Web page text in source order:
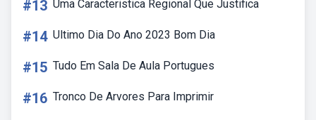
#13 Uma Caracteristica Regional Que Justifica
#14 Ultimo Dia Do Ano 2023 Bom Dia
#15 Tudo Em Sala De Aula Portugues
#16 Tronco De Arvores Para Imprimir